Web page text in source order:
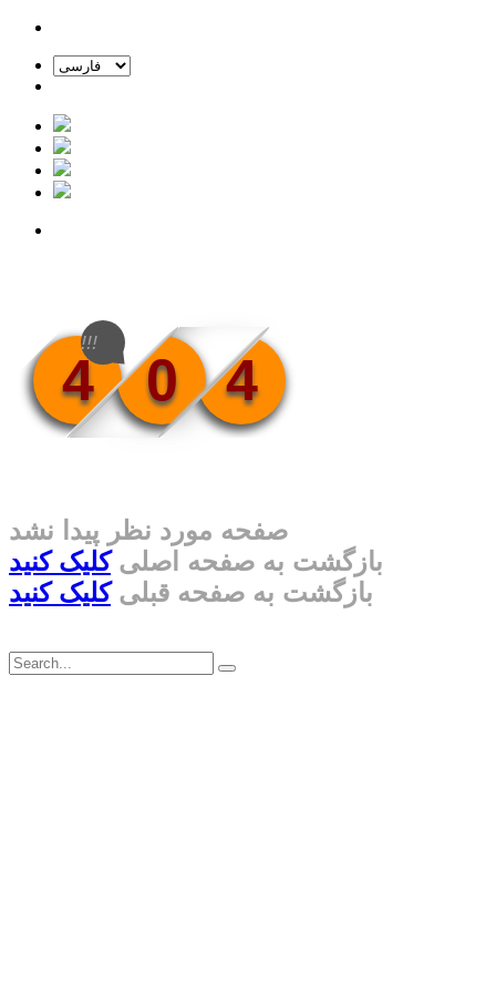
4 0 4
!!!
صفحه مورد نظر پیدا نشد
بازگشت به صفحه اصلیکلیک کنید
بازگشت به صفحه قبلیکلیک کنید